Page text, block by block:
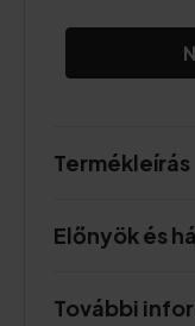
Termékleírás
Előnyök és
További